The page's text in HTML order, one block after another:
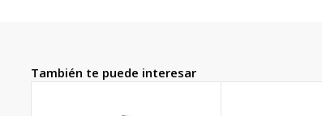
También te puede interesar